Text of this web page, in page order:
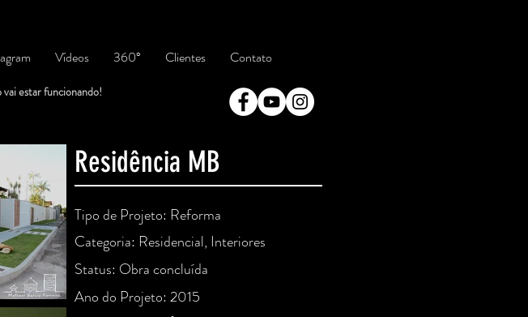
Vídeos 360° Clientes Contato
estar funcionando!
Residência MB
Tipo de Projeto: Reforma
Categoria: Residencial, Interiores
Status: Obra concluída
Ano do Projeto: 2015